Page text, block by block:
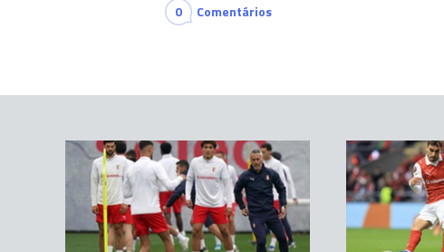
0 Comentários